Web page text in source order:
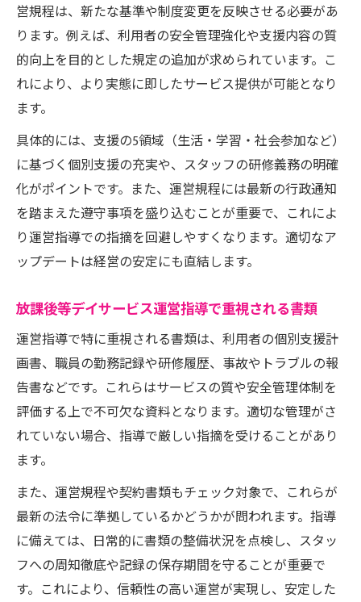
営規程は、新たな基準や制度変更を反映させる必要があ
ります。例えば、利用者の安全管理強化や支援内容の質
的向上を目的とした規定の追加が求められています。こ
れにより、より実態に即したサービス提供が可能となり
ます。
具体的には、支援の5領域（生活・学習・社会参加など）
に基づく個別支援の充実や、スタッフの研修義務の明確
化がポイントです。また、運営規程には最新の行政通知
を踏まえた遵守事項を盛り込むことが重要で、これによ
り運営指導での指摘を回避しやすくなります。適切なア
ップデートは経営の安定にも直結します。
放課後等デイサービス運営指導で重視される書類
運営指導で特に重視される書類は、利用者の個別支援計
画書、職員の勤務記録や研修履歴、事故やトラブルの報
告書などです。これらはサービスの質や安全管理体制を
評価する上で不可欠な資料となります。適切な管理がさ
れていない場合、指導で厳しい指摘を受けることがあり
ます。
また、運営規程や契約書類もチェック対象で、これらが
最新の法令に準拠しているかどうかが問われます。指導
に備えては、日常的に書類の整備状況を点検し、スタッ
フへの周知徹底や記録の保存期間を守ることが重要で
す。これにより、信頼性の高い運営が実現し、安定した